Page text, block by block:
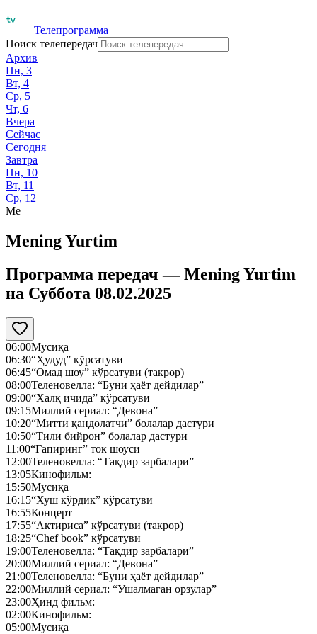
Телепрограмма
Поиск телепередач
Архив
Пн, 3
Вт, 4
Ср, 5
Чт, 6
Вчера
Сейчас
Сегодня
Завтра
Пн, 10
Вт, 11
Ср, 12
Me
Mening Yurtim
Программа передач —Mening Yurtim
на Суббота 08.02.2025
06:00Мусиқа
06:30“Ҳудуд” кўрсатуви
06:45“Омад шоу” кўрсатуви (такрор)
08:00Теленовелла: “Буни ҳаёт дейдилар”
09:00“Халқ ичида” кўрсатуви
09:15Миллий сериал: “Девона”
10:20“Митти қандолатчи” болалар дастури
10:50“Тили бийрон” болалар дастури
11:00“Гапиринг” ток шоуси
12:00Теленовелла: “Тақдир зарбалари”
13:05Кинофильм:
15:50Мусиқа
16:15“Хуш кўрдик” кўрсатуви
16:55Концерт
17:55“Актириса” кўрсатуви (такрор)
18:25“Chef book” кўрсатуви
19:00Теленовелла: “Тақдир зарбалари”
20:00Миллий сериал: “Девона”
21:00Теленовелла: “Буни ҳаёт дейдилар”
22:00Миллий сериал: “Ушалмаган орзулар”
23:00Ҳинд фильм:
02:00Кинофильм:
05:00Мусиқа